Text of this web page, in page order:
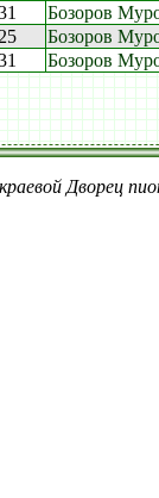
Бозоров
Бозоров
Бозоров
Дворец